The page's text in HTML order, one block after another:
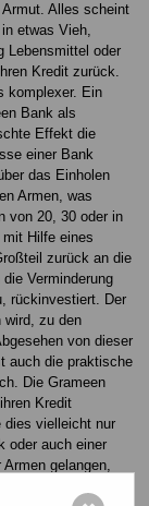
Alles scheint
etwas Vieh,
Lebensmittel oder
Kredit zurück.
komplexer. Ein
Bank als
Effekt die
einer Bank
das Einholen
Armen, was
von 20, 30 oder in
Hilfe eines
zurück an die
Verminderung
rückinvestiert. Der
wird, zu den
von dieser
auch die praktische
Die Grameen
Kredit
dies vielleicht nur
oder auch einer
gelangen,